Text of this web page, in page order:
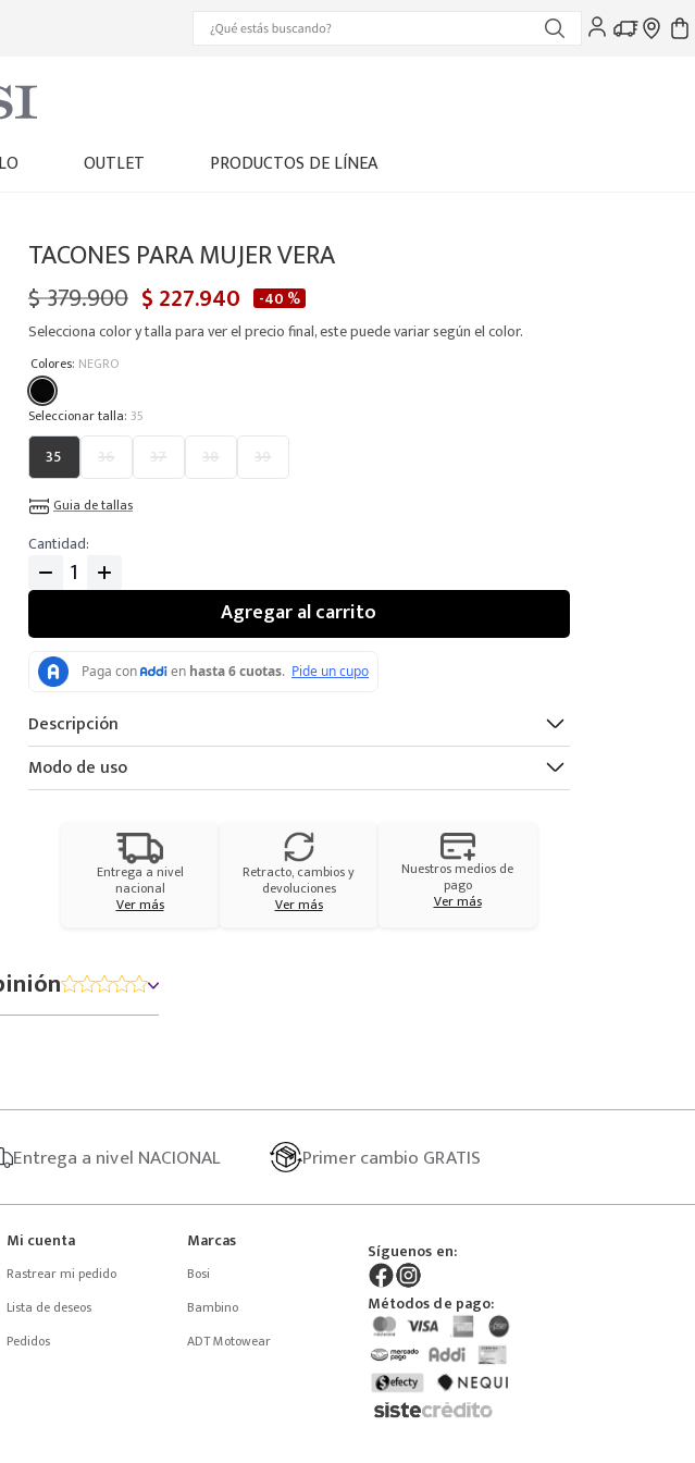
OUTLET PRODUCTOS DE LÍNEA
TACONES PARA MUJER VERA
$379.900 $227.940 -40 %
Selecciona color y talla para ver el precio final, este puede variar según el color.
Colores: NEGRO
: 35
35 36 37 38 39
Guia de tallas
Cantidad
Agregar al carrito
Descripción
Modo de uso
Entrega a nivel
nacional
Ver más
Retracto, cambios y
devoluciones
Ver más
Nuestros medios de
pago
Ver más
Entrega a nivel NACIONAL Primercambio GRATIS
Mi cuenta
Rastrear mi pedido
Lista de deseos
Pedidos
Marcas
Bosi
Bambino
ADT Motowear
Síguenos en:
Métodos de pago: